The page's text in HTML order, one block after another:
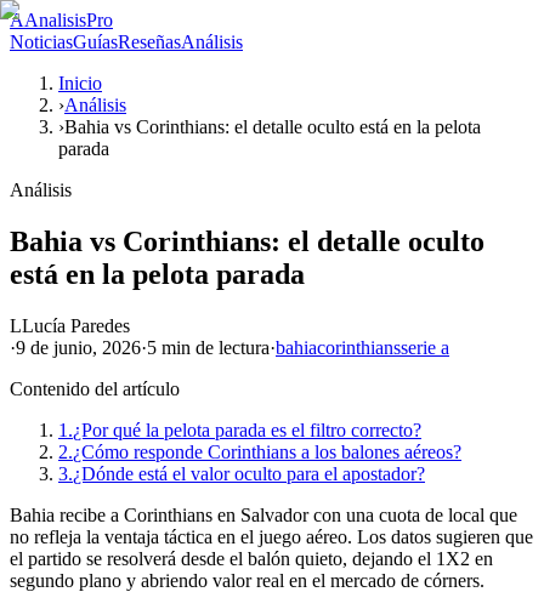
AAnalisisPro
NoticiasGuíasReseñasAnálisis
Inicio
›Análisis
›Bahia vs Corinthians: el detalle oculto está en la pelota
parada
Análisis
Bahia vs Corinthians: el detalle oculto
está en la pelota parada
LLucía Paredes
·9 de junio, 2026·5 min de lectura·bahiacorinthiansserie a
Contenido del artículo
1.¿Por qué la pelota parada es el filtro correcto?
2.¿Cómo responde Corinthians a los balones aéreos?
3.¿Dónde está el valor oculto para el apostador?
Bahia recibe a Corinthians en Salvador con una cuota de local que
no refleja la ventaja táctica en el juego aéreo. Los datos sugieren que
el partido se resolverá desde el balón quieto, dejando el 1X2 en
segundo plano y abriendo valor real en el mercado de córners.